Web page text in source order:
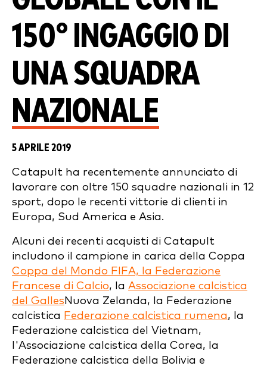
150° INGAGGIO DI
UNA SQUADRA
NAZIONALE
5 APRILE 2019
Catapult ha recentemente annunciato di
lavorare con oltre 150 squadre nazionali in 12
sport, dopo le recenti vittorie di clienti in
Europa, Sud America e Asia.
Alcuni dei recenti acquisti di Catapult
includono il campione in carica della Coppa
Coppa del Mondo FIFA, la Federazione
Francese di Calcio, la Associazione calcistica
del Galles Nuova Zelanda, la Federazione
calcistica Federazione calcistica rumena, la
Federazione calcistica del Vietnam,
l'Associazione calcistica della Corea, la
Federazione calcistica della Bolivia e